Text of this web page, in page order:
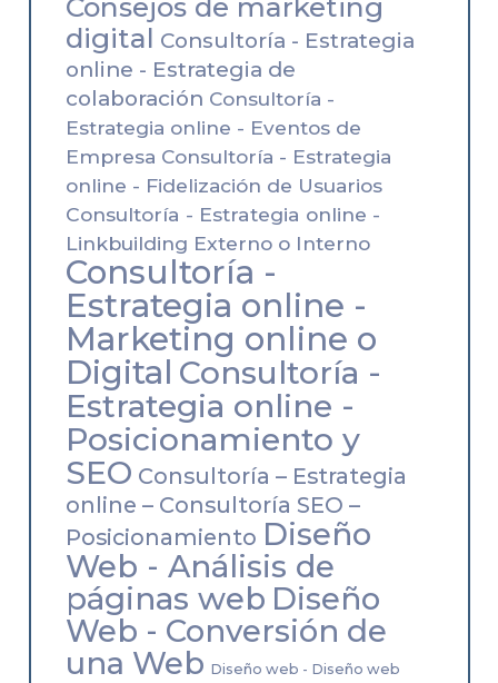
digital Consultoría - Estrategia
online - Estrategia de
colaboración Consultoría -
Estrategia online - Eventos de
Empresa Consultoría - Estrategia
online - Fidelización de Usuarios
Consultoría - Estrategia online -
Linkbuilding Externo o Interno
Consultoría -
Estrategia online -
Marketing online o
Digital Consultoría -
Estrategia online -
Posicionamiento y
SEO Consultoría – Estrategia
online – Consultoría SEO –
Posicionamiento Diseño
Web - Análisis de
páginas web Diseño
Web - Conversión de
una Web Diseño web - Diseño web